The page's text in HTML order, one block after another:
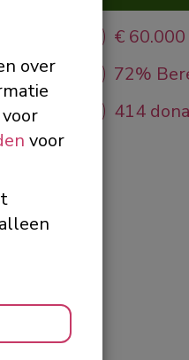
€
72%
414
over
voor